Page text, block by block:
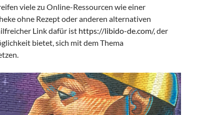
viele zu Online-Ressourcen wie einer
ohne Rezept oder anderen alternativen
Link dafür ist https://libido-de.com/, der
bietet, sich mit dem Thema